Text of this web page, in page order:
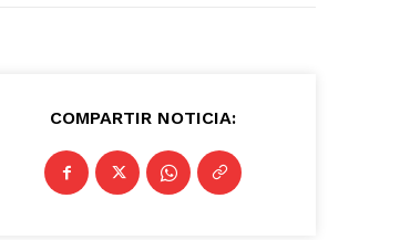
COMPARTIR NOTICIA: